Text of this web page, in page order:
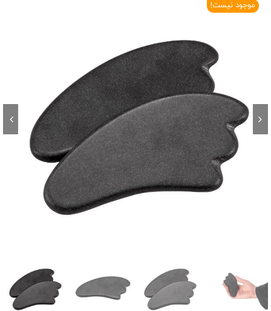
موجود نیست!